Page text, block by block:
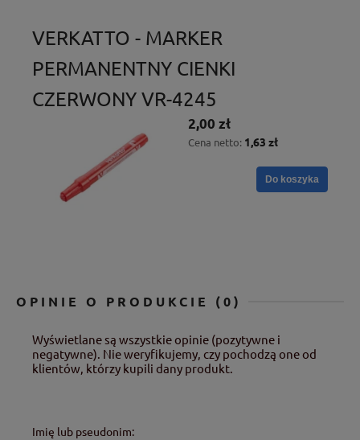
VERKATTO - MARKER
PERMANENTNY CIENKI
CZERWONY VR-4245
2,00 zł
Cena netto: 1,63 zł
Do koszyka
OPINIE O PRODUKCIE (0)
Wyświetlane są wszystkie opinie (pozytywne i
negatywne). Nie weryfikujemy, czy pochodzą one od
klientów, którzy kupili dany produkt.
Imię lub pseudonim: